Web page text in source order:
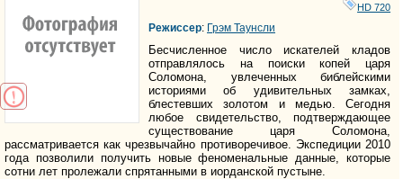
HD 720
Режиссер: Грэм Таунсли
Бесчисленное число искателей кладов
отправлялось на поиски копей царя
Соломона, увлеченных библейскими
историями об удивительных замках,
блестевших золотом и медью. Сегодня
любое свидетельство, подтверждающее
существование царя Соломона,
рассматривается как чрезвычайно противоречивое. Экспедиции 2010
года позволили получить новые феноменальные данные, которые
сотни лет пролежали спрятанными в иорданской пустыне.